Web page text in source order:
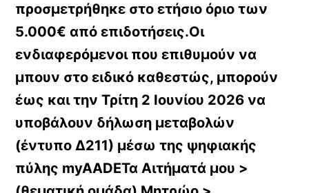
προσμετρήθηκε στο ετήσιο όριο των
5.000€ από επιδοτήσεις.Οι
ενδιαφερόμενοι που επιθυμούν να
μπουν στο ειδικό καθεστώς, μπορούν
έως και την Τρίτη 2 Ιουνίου 2026 να
υποβάλουν δήλωση μεταβολών
(έντυπο Δ211) μέσω της ψηφιακής
πύλης myAADEΤα Αιτήματά μου >